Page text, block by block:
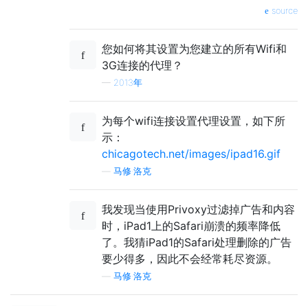
source
您如何将其设置为您建立的所有Wifi和
3G连接的代理？
— 2013年
为每个wifi连接设置代理设置，如下所
示：
chicagotech.net/images/ipad16.gif
马修·洛克
我发现当使用Privoxy过滤掉广告和内容
时，iPad1上的Safari崩溃的频率降低
了。我猜iPad1的Safari处理删除的广告
要少得多，因此不会经常耗尽资源。
马修·洛克